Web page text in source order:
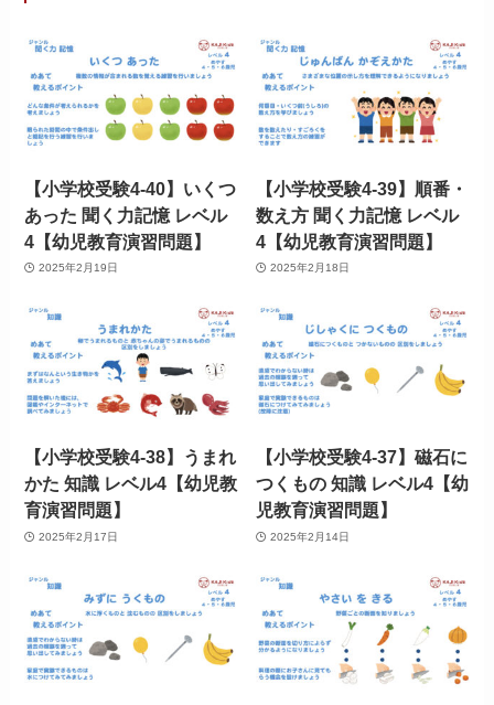
【小学校受験4-40】いくつ
あった 聞く力記憶 レベル
4【幼児教育演習問題】
2025年2月19日
【小学校受験4-39】順番・
数え方 聞く力記憶 レベル
4【幼児教育演習問題】
2025年2月18日
【小学校受験4-38】うまれ
かた 知識 レベル4【幼児教
育演習問題】
2025年2月17日
【小学校受験4-37】磁石に
つくもの 知識 レベル4【幼
児教育演習問題】
2025年2月14日